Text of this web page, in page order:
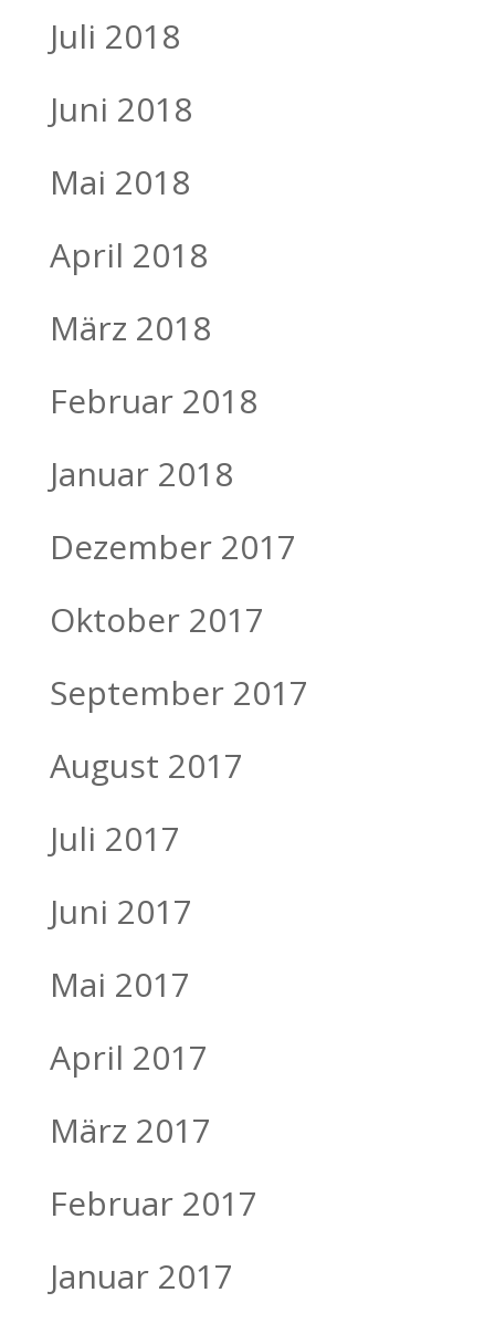
Juli 2018
Juni 2018
Mai 2018
April 2018
März 2018
Februar 2018
Januar 2018
Dezember 2017
Oktober 2017
September 2017
August 2017
Juli 2017
Juni 2017
Mai 2017
April 2017
März 2017
Februar 2017
Januar 2017